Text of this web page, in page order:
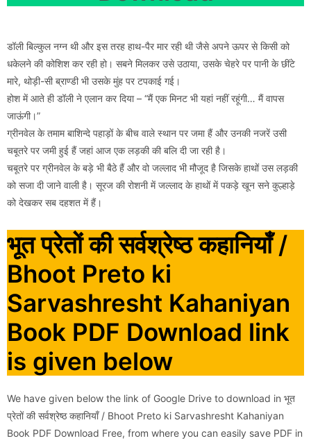
डॉली बिल्कुल नग्न थी और इस तरह हाथ-पैर मार रही थी जैसे अपने ऊपर से किसी को
धकेलने की कोशिश कर रही हो। सबने मिलकर उसे उठाया, उसके चेहरे पर पानी के छींटे
मारे, थोड़ी-सी ब्राण्डी भी उसके मुंह पर टपकाई गई।
होश में आते ही डॉली ने एलान कर दिया – “मैं एक मिनट भी यहां नहीं रहूंगी… मैं वापस
जाऊंगी।”
ग्रीनवेल के तमाम बाशिन्दे पहाड़ों के बीच वाले स्थान पर जमा हैं और उनकी नजरें उसी
चबूतरे पर जमी हुई हैं जहां आज एक लड़की की बलि दी जा रही है।
चबूतरे पर ग्रीनवेल के बड़े भी बैठे हैं और वो जल्लाद भी मौजूद है जिसके हाथों उस लड़की
को सजा दी जाने वाली है। सूरज की रोशनी में जल्लाद के हाथों में पकड़े खून सने कुल्हाड़े
को देखकर सब दहशत में हैं।
भूत प्रेतों की सर्वश्रेष्ठ कहानियाँ /
Bhoot Preto ki
Sarvashresht Kahaniyan
Book PDF Download link
is given below
We have given below the link of Google Drive to download in भूत
प्रेतों की सर्वश्रेष्ठ कहानियाँ / Bhoot Preto ki Sarvashresht Kahaniyan
Book PDF Download Free, from where you can easily save PDF in